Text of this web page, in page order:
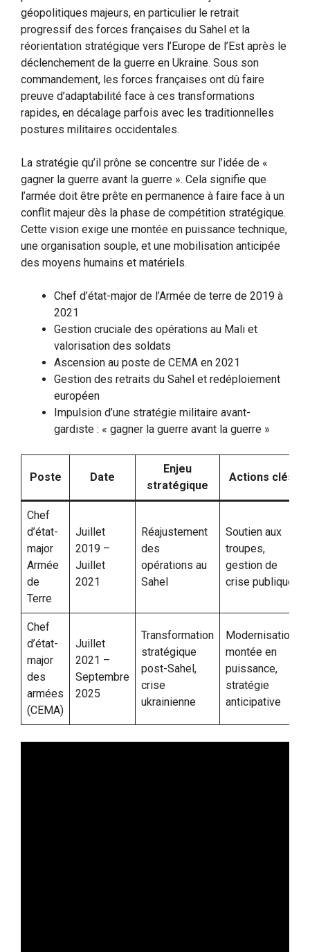
géopolitiques majeurs, en particulier le retrait
progressif des forces françaises du Sahel et la
réorientation stratégique vers l’Europe de l’Est après le
déclenchement de la guerre en Ukraine. Sous son
commandement, les forces françaises ont dû faire
preuve d’adaptabilité face à ces transformations
rapides, en décalage parfois avec les traditionnelles
postures militaires occidentales.
La stratégie qu’il prône se concentre sur l’idée de «
gagner la guerre avant la guerre ». Cela signifie que
l’armée doit être prête en permanence à faire face à un
conflit majeur dès la phase de compétition stratégique.
Cette vision exige une montée en puissance technique,
une organisation souple, et une mobilisation anticipée
des moyens humains et matériels.
Chef d’état-major de l’Armée de terre de 2019 à
2021
Gestion cruciale des opérations au Mali et
valorisation des soldats
Ascension au poste de CEMA en 2021
Gestion des retraits du Sahel et redéploiement
européen
Impulsion d’une stratégie militaire avant-
gardiste : « gagner la guerre avant la guerre »
Poste Date
Enjeu
stratégique
Actions clés
Chef
d’état-
major
Armée
de
Terre
Juillet
2019 –
Juillet
2021
Réajustement
des
opérations au
Sahel
Soutien aux
troupes,
gestion de
crise publique
Chef
d’état-
major
des
armées
(CEMA)
Juillet
2021 –
Septembre
2025
Transformation
stratégique
post-Sahel,
crise
ukrainienne
Modernisation,
montée en
puissance,
stratégie
anticipative